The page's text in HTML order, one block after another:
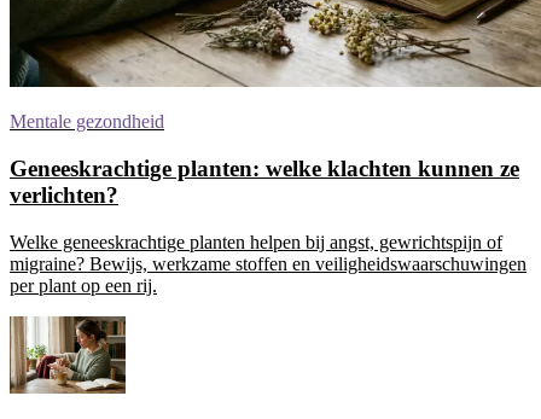
Mentale gezondheid
Geneeskrachtige planten: welke klachten kunnen ze
verlichten?
Welke geneeskrachtige planten helpen bij angst, gewrichtspijn of
migraine? Bewijs, werkzame stoffen en veiligheidswaarschuwingen
per plant op een rij.